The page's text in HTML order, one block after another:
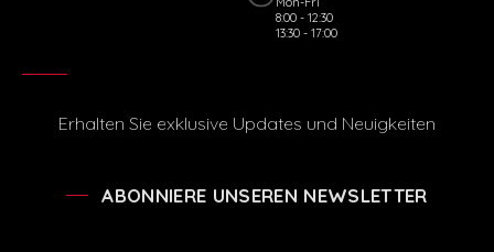
8:00 - 12:30
13:30 - 17:00
Erhalten Sie exklusive Updates und Neuigkeiten
ABONNIERE UNSEREN NEWSLETTER